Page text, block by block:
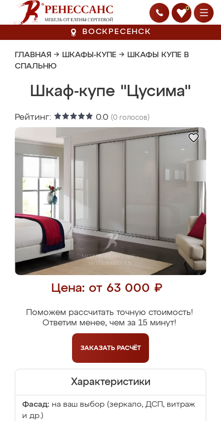
0
ВОСКРЕСЕНСК
ГЛАВНАЯ → ШКАФЫ-КУПЕ → ШКАФЫ КУПЕ В
СПАЛЬНЮ
Шкаф-купе "Цусима"
Рейтинг: 0.0 (0 голосов)
Цена: от 63 000 ₽
Поможем рассчитать точную стоимость!
Ответим менее, чем за 15 минут!
ЗАКАЗАТЬ РАСЧЁТ
Характеристики
Фасад: на ваш выбор (зеркало, ДСП, витраж
и др.)